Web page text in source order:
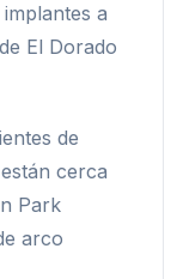
a
El Dorado
de
cerca
Park
arco